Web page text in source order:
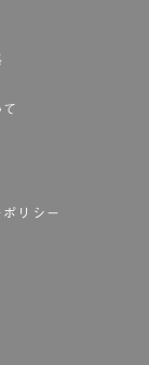
ポリシー